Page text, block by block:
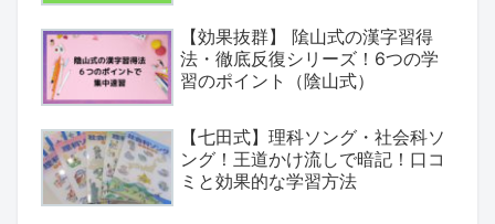
【効果抜群】 隂山式の漢字習得
法・徹底反復シリーズ！6つの学
習のポイント（陰山式）
【七田式】理科ソング・社会科ソ
ング！王道かけ流しで暗記！口コ
ミと効果的な学習方法